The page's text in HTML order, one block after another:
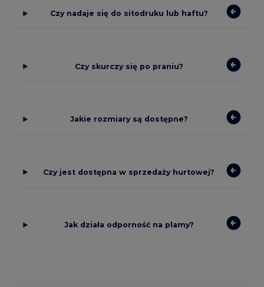
Czy nadaje się do sitodruku lub haftu?
Czy skurczy się po praniu?
Jakie rozmiary są dostępne?
Czy jest dostępna w sprzedaży hurtowej?
Jak działa odporność na plamy?